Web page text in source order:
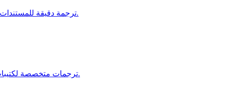
ترجمة دقيقة للمستندات الفنية، كتيبات السلامة، وتعليمات العمليات لقطاع التصنيع.
ترجمات متخصصة لكتيبات، مستندات الامتثال، ومواد التسويق في صناعة السيارات.